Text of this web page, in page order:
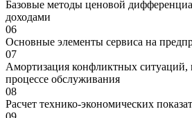
Базовые методы ценовой
доходами
06
Основные элементы сервиса на
07
Амортизация конфликтных
процессе обслуживания
08
Расчет технико-экономических